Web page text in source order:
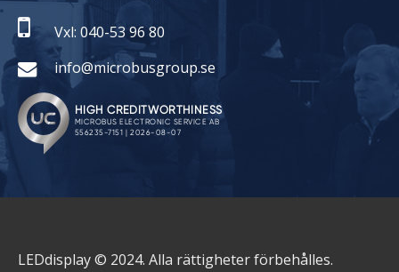
Vxl: 040-53 96 80
info@microbusgroup.se
LEDdisplay © 2024. Alla rättigheter förbehålles.